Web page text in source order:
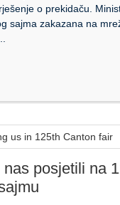
o prekidaču.
sajma zakazana na
posjetili na